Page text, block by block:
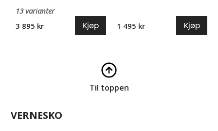
13 varianter
3 895 kr
Kjøp 1 495 kr Kjøp
Til toppen
VERNESKO